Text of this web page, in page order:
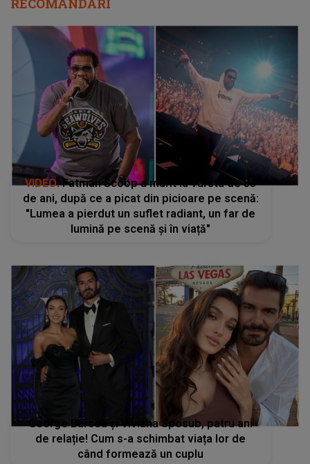
VIDEO. Fatman Scoop a murit la vârsta de 53
de ani, după ce a picat din picioare pe scenă:
"Lumea a pierdut un suflet radiant, un far de
lumină pe scenă și în viață"
George Burcea și Viviana Sposub, patru ani
de relație! Cum s-a schimbat viața lor de
când formează un cuplu